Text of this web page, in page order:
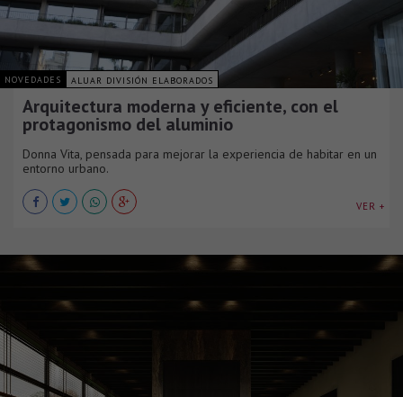
NOVEDADES ALUAR DIVISIÓN ELABORADOS
Arquitectura moderna y eficiente, con el
protagonismo del aluminio
Donna Vita, pensada para mejorar la experiencia de habitar en un
entorno urbano.
VER +